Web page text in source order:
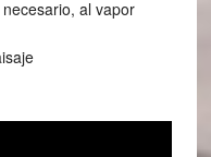
al vapor